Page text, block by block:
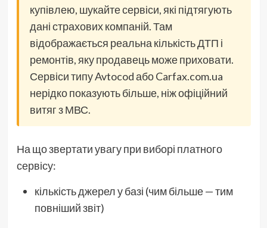
купівлею, шукайте сервіси, які підтягують
дані страхових компаній. Там
відображається реальна кількість ДТП і
ремонтів, яку продавець може приховати.
Сервіси типу Avtocod або Carfax.com.ua
нерідко показують більше, ніж офіційний
витяг з МВС.
На що звертати увагу при виборі платного
сервісу:
кількість джерел у базі (чим більше — тим
повніший звіт)